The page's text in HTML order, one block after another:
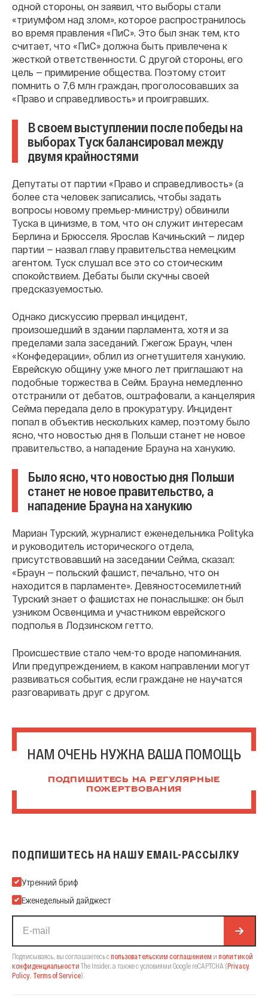
одной стороны, он заявил, что выборы стали
«триумфом над злом», которое распространилось
во время правления «ПиС». Это был знак тем, кто
считает, что «ПиС» должна быть привлечена к
жесткой ответственности. С другой стороны, его
цель — примирение общества. Поэтому стоит
помнить о 7,6 млн граждан, проголосовавших за
«Право и справедливость» и проигравших.
В своем выступлении после победы на
выборах Туск балансировал между
двумя крайностями
Депутаты от партии «Право и справедливость» (а
более ста человек записались, чтобы задать
вопросы новому премьер-министру) обвинили
Туска в цинизме, в том, что он служит интересам
Берлина и Брюсселя. Ярослав Качиньский — лидер
партии — назвал главу правительства немецким
агентом. Туск слушал все это со стоическим
спокойствием. Дебаты были скучны своей
предсказуемостью.
Однако дискуссию прервал инцидент,
произошедший в здании парламента, хотя и за
пределами зала заседаний. Гжегож Браун, член
«Конфедерации», облил из огнетушителя ханукию.
Еврейскую общину уже много лет приглашают на
подобные торжества в Сейм. Брауна немедленно
отстранили от дебатов, оштрафовали, а канцелярия
Сейма передала дело в прокуратуру. Инцидент
попал в объектив нескольких камер, поэтому было
ясно, что новостью дня в Польши станет не новое
правительство, а нападение Брауна на ханукию.
Было ясно, что новостью дня Польши
станет не новое правительство, а
нападение Брауна на ханукию
Мариан Турский, журналист еженедельника Polityka
и руководитель исторического отдела,
присутствовавший на заседании Сейма, сказал:
«Браун — польский фашист, печально, что он
находится в парламенте». Девяностосемилетний
Турский знает о фашистах не понаслышке: он был
узником Освенцима и участником еврейского
подполья в Лодзинском гетто.
Происшествие стало чем-то вроде напоминания.
Или предупреждением, в каком направлении могут
развиваться события, если граждане не научатся
разговаривать друг с другом.
НАМ ОЧЕНЬ НУЖНА ВАША ПОМОЩЬ
ПОДПИШИТЕСЬ НА РЕГУЛЯРНЫЕ
ПОЖЕРТВОВАНИЯ
ПОДПИШИТЕСЬ НА НАШУ EMAIL-РАССЫЛКУ
Подпишитесь на нашу Email-рассылку
Утренний бриф
Еженедельный дайджест
Подписываясь, вы соглашаетесь спользовательским соглашением и политикой
конфиденциальности The Insider, а также с условиями Google reCAPTCHA (Privacy
Policy, Terms of Service).